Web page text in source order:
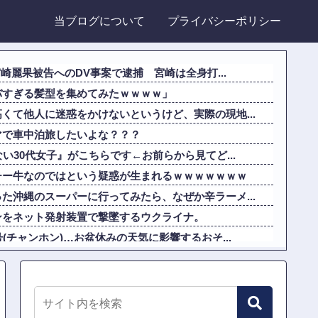
当ブログについて プライバシーポリシー
麗果被告へのDV事案で逮捕 宮崎は全身打...
ぎる髪型を集めてみたｗｗｗｗ」
て他人に迷惑をかけないというけど、実際の現地...
車中泊旅したいよな？？？
い30代女子』がこちらです←お前らから見てど...
牛なのではという疑惑が生まれるｗｗｗｗｗｗｗ
沖縄のスーパーに行ってみたら、なぜか辛ラーメ...
ネット発射装置で撃墜するウクライナ。
(チャンホン)…お盆休みの天気に影響するおそ...
。イギリス史上最も売れたスタジオアルバムがO...
げる日本の医療チーム、海外でも凄すぎると絶賛